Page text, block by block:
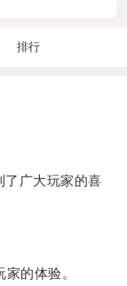
排行
广大玩家的喜
的体验。